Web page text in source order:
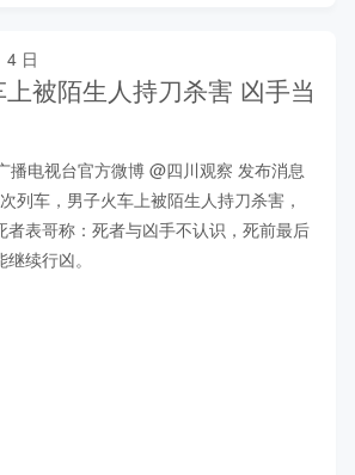
4 日
被陌生人持刀杀害 凶手当
播电视台官方微博 @四川观察 发布消息
列车，男子火车上被陌生人持刀杀害，
者表哥称：死者与凶手不认识，死前最后